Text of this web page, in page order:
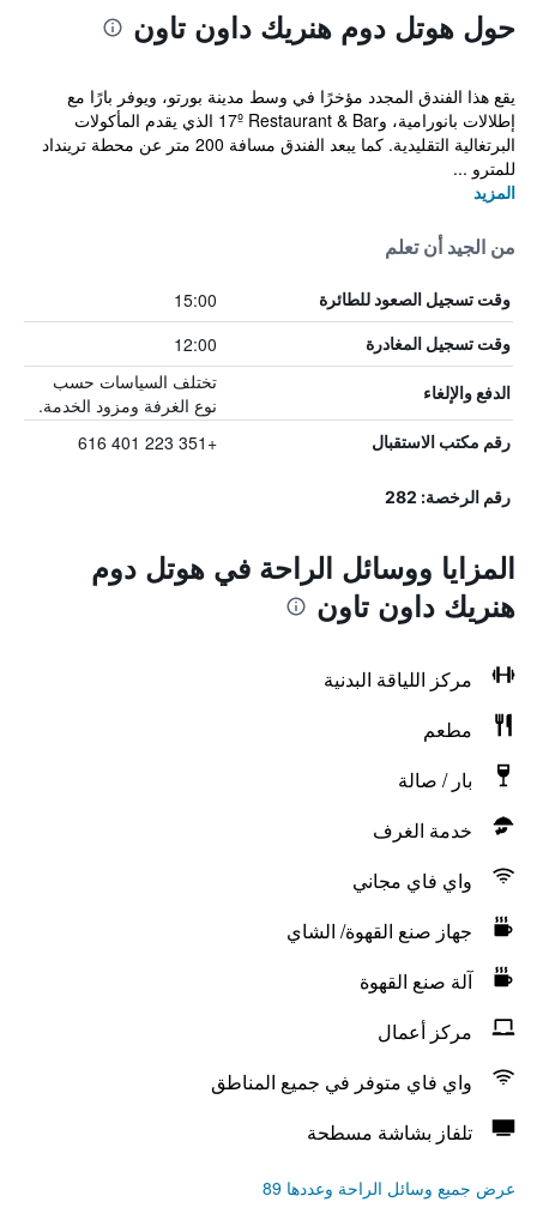
حول هوتل دوم هنريك داون تاون
يقع هذا الفندق المجدد مؤخرًا في وسط مدينة بورتو، ويوفر بارًا مع
إطلالات بانورامية، و17º Restaurant & Bar الذي يقدم المأكولات
البرتغالية التقليدية. كما يبعد الفندق مسافة 200 متر عن محطة ترينداد
للمترو ...
المزيد
من الجيد أن تعلم
وقت تسجيل الصعود للطائرة 15:00
وقت تسجيل المغادرة 12:00
الدفع والإلغاء
تختلف السياسات حسب
نوع الغرفة ومزود الخدمة.
رقم مكتب الاستقبال +351 223 401 616
رقم الرخصة: 282
المزايا ووسائل الراحة في هوتل دوم
هنريك داون تاون
مركز اللياقة البدنية
مطعم
بار / صالة
خدمة الغرف
واي فاي مجاني
جهاز صنع القهوة/ الشاي
آلة صنع القهوة
مركز أعمال
واي فاي متوفر في جميع المناطق
تلفاز بشاشة مسطحة
عرض جميع وسائل الراحة وعددها 89